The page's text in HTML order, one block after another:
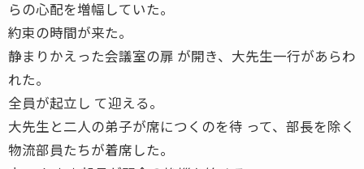
らの心配を増幅していた。
約束の時間が来た。
静まりかえった会議室の扉 が開き、大先生一行があらわ
れた。
全員が起立し て迎える。
大先生と二人の弟子が席につくのを待 って、部長を除く
物流部員たちが着席した。